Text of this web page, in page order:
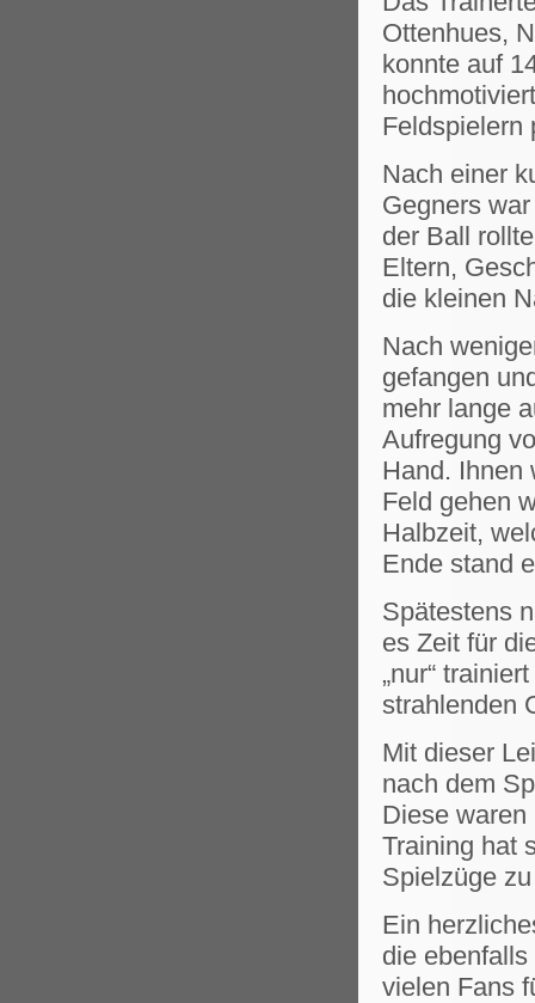
Ottenhues,
konnte auf
Feldspielern
Nach einer
Gegners
der Ball
Eltern,
die kleinen
Nach
gefangen
mehr lange
Aufregung
Hand. Ihnen
Feld gehen
Halbzeit,
Ende stand
Spätestens
es Zeit für
„nur“
strahlenden
Mit dieser
nach dem
Diese
Training hat
Spielzüge
Ein
die
vielen Fans